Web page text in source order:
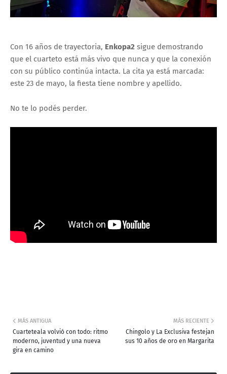
Con 16 años de trayectoria, Enkopa2 sigue demostrando
que el cuarteto está más vivo que nunca y que la conexión
con su público continúa intacta. La cita ya está marcada:
este 23 de mayo, la fiesta tiene nombre y apellido.
No te lo podés perder.
MÁS RECIENTE
Chingolo y La Exclusiva festejan
sus 10 años de oro en Margarita
MÁS ANTIGUA
Cuarteteala volvió con todo: ritmo
moderno, juventud y una nueva
gira en camino